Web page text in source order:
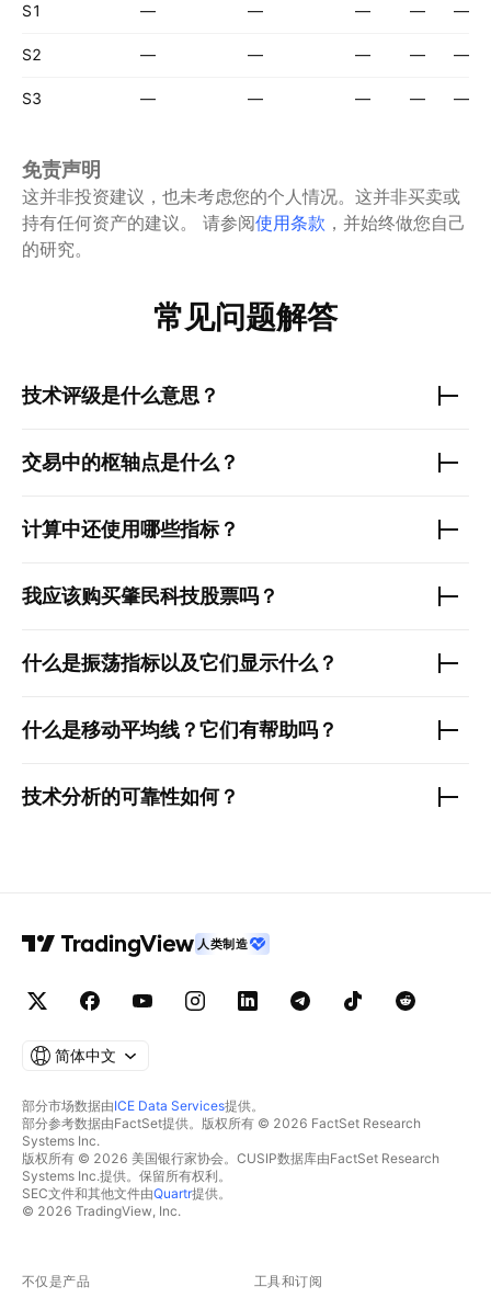
S1 — — — — —
S2 — — — — —
S3 — — — — —
免责声明
这并非投资建议，也未考虑您的个人情况。这并非买卖或
持有任何资产的建议。
请参阅使用条款 ，并始终做您自己
的研究。
常见问题解答
技术评级是什么意思？
交易中的枢轴点是什么？
计算中还使用哪些指标？
我应该购买肇民科技股票吗？
什么是振荡指标以及它们显示什么？
什么是移动平均线？它们有帮助吗？
技术分析的可靠性如何？
人类制造
简体中文
部分市场数据由ICE Data Services提供。
部分参考数据由FactSet提供。版权所有 © 2026 FactSet Research
Systems Inc.
版权所有 © 2026 美国银行家协会。CUSIP数据库由FactSet Research
Systems Inc.提供。保留所有权利。
SEC文件和其他文件由Quartr提供。
© 2026 TradingView, Inc.
不仅是产品 工具和订阅